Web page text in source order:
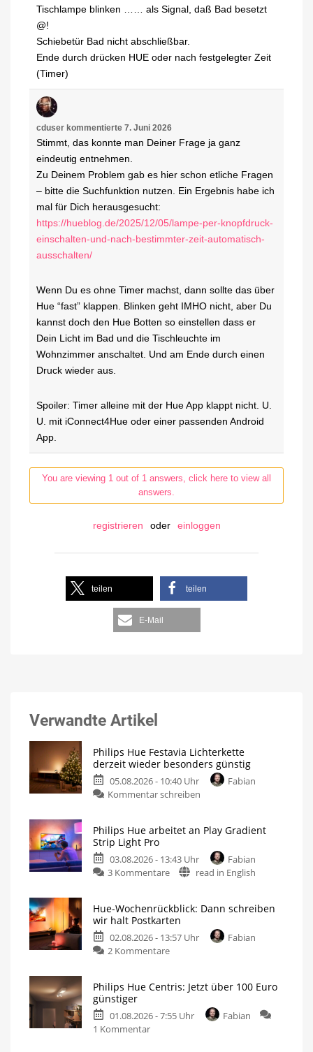
Tischlampe blinken …… als Signal, daß Bad besetzt
@!
Schiebetür Bad nicht abschließbar.
Ende durch drücken HUE oder nach festgelegter Zeit
(Timer)
cduser kommentierte 7. Juni 2026
Stimmt, das konnte man Deiner Frage ja ganz
eindeutig entnehmen.
Zu Deinem Problem gab es hier schon etliche Fragen
– bitte die Suchfunktion nutzen. Ein Ergebnis habe ich
mal für Dich herausgesucht:
https://hueblog.de/2025/12/05/lampe-per-knopfdruck-
einschalten-und-nach-bestimmter-zeit-automatisch-
ausschalten/
Wenn Du es ohne Timer machst, dann sollte das über
Hue “fast” klappen. Blinken geht IMHO nicht, aber Du
kannst doch den Hue Botten so einstellen dass er
Dein Licht im Bad und die Tischleuchte im
Wohnzimmer anschaltet. Und am Ende durch einen
Druck wieder aus.
Spoiler: Timer alleine mit der Hue App klappt nicht. U.
U. mit iConnect4Hue oder einer passenden Android
App.
You are viewing 1 out of 1 answers, click here to view all
answers.
registrieren oder einloggen
teilen teilen
E-Mail
Verwandte Artikel
Philips Hue Festavia Lichterkette
derzeit wieder besonders günstig
05.08.2026 - 10:40 Uhr
Fabian
Kommentar schreiben
Philips Hue arbeitet an Play Gradient
Strip Light Pro
03.08.2026 - 13:43 Uhr
Fabian
3 Kommentare
read in English
Hue-Wochenrückblick: Dann schreiben
wir halt Postkarten
02.08.2026 - 13:57 Uhr
Fabian
2 Kommentare
Philips Hue Centris: Jetzt über 100 Euro
günstiger
01.08.2026 - 7:55 Uhr
Fabian
1 Kommentar